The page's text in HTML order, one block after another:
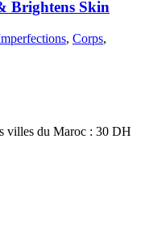
Brightens Skin
, Corps,
villes du Maroc : 30 DH